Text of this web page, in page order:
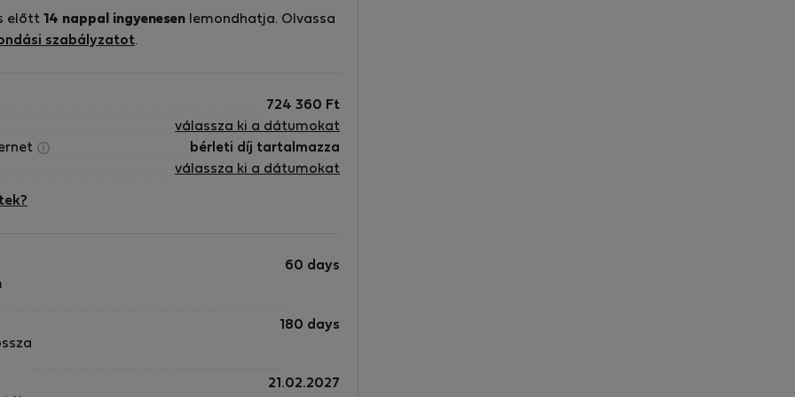
előtt 14 nappal ingyenesen lemondhatja. Olvassa
szabályzatot.
724 360 Ft
válassza ki a dátumokat
bérleti díj tartalmazza
válassza ki a dátumokat
60 days
180 days
21.02.2027